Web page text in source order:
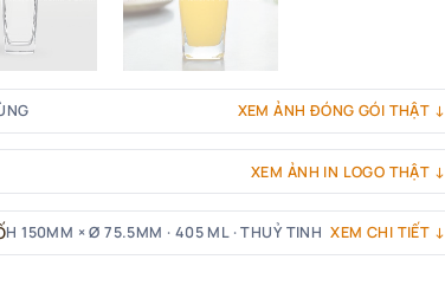
XEM ẢNH ĐÓNG GÓI THẬT ↓
XEM ẢNH IN LOGO THẬT ↓
H 150MM × Ø 75.5MM · 405 ML · THUỶ TINH XEM CHI TIẾT ↓